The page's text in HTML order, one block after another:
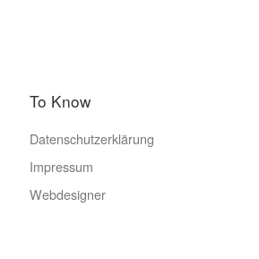
To Know
Datenschutzerklärung
Impressum
Webdesigner